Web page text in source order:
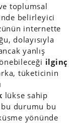
toplumsal
belirleyici
internette
dolayısıyla
yanlış
ilginç
tüketicinin
lükse sahip
bu durumu bu
yönünde